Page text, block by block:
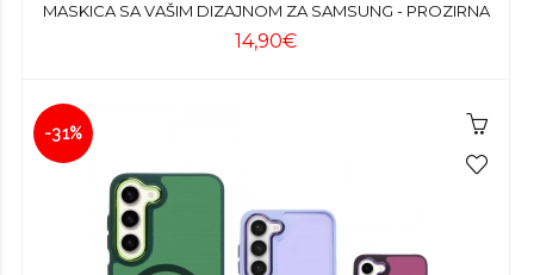
MASKICA SA VAŠIM DIZAJNOM ZA SAMSUNG - PROZIRNA
14,90€
-31%